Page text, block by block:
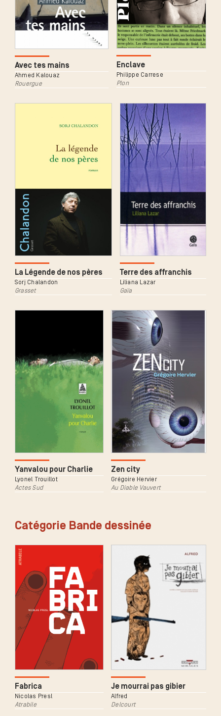
Avec tes mains
Ahmed Kalouaz
Rouergue
Enclave
Philippe Carrese
Plon
La Légende de nos pères
Sorj Chalandon
Grasset
Terre des affranchis
Liliana Lazar
Gaïa
Yanvalou pour Charlie
Lyonel Trouillot
Actes Sud
Zen city
Grégoire Hervier
Au Diable Vauvert
Catégorie Bande dessinée
Fabrica
Nicolas Presl
Atrabile
Je mourrai pas gibier
Alfred
Delcourt